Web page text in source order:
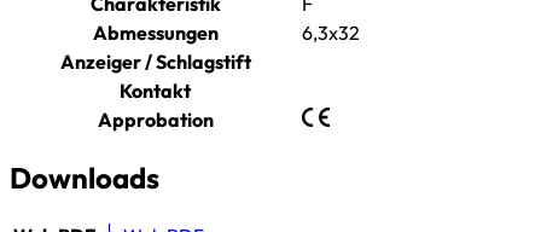
Abmessungen
6,3x32
Anzeiger / Schlagstift
Kontakt
Approbation
Downloads